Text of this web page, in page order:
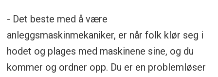
- Det beste med å være
anleggsmaskinmekaniker, er når folk klør seg i
hodet og plages med maskinene sine, og du
kommer og ordner opp. Du er en problemløser